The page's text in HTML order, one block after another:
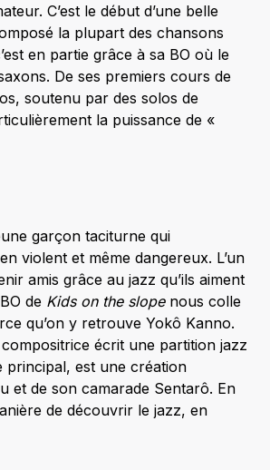
C’est le début d’une belle
la plupart des chansons
en partie grâce à sa BO où le
De ses premiers cours de
soutenu par des solos de
la puissance de «
garçon taciturne qui
violent et même dangereux. L’un
amis grâce au jazz qu’ils aiment
de Kids on the slopenous colle
qu’on y retrouve Yokô Kanno.
écrit une partition jazz
principal, est une création
et de son camarade Sentarô. En
de découvrir le jazz, en